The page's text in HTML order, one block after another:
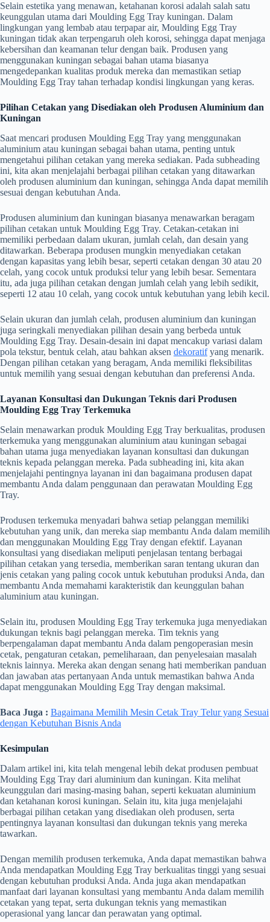
Selain estetika yang menawan, ketahanan korosi adalah salah satu
keunggulan utama dari Moulding Egg Tray kuningan. Dalam
lingkungan yang lembab atau terpapar air, Moulding Egg Tray
kuningan tidak akan terpengaruh oleh korosi, sehingga dapat menjaga
kebersihan dan keamanan telur dengan baik. Produsen yang
menggunakan kuningan sebagai bahan utama biasanya
mengedepankan kualitas produk mereka dan memastikan setiap
Moulding Egg Tray tahan terhadap kondisi lingkungan yang keras.
Pilihan Cetakan yang Disediakan oleh Produsen Aluminium dan
Kuningan
Saat mencari produsen Moulding Egg Tray yang menggunakan
aluminium atau kuningan sebagai bahan utama, penting untuk
mengetahui pilihan cetakan yang mereka sediakan. Pada subheading
ini, kita akan menjelajahi berbagai pilihan cetakan yang ditawarkan
oleh produsen aluminium dan kuningan, sehingga Anda dapat memilih
sesuai dengan kebutuhan Anda.
Produsen aluminium dan kuningan biasanya menawarkan beragam
pilihan cetakan untuk Moulding Egg Tray. Cetakan-cetakan ini
memiliki perbedaan dalam ukuran, jumlah celah, dan desain yang
ditawarkan. Beberapa produsen mungkin menyediakan cetakan
dengan kapasitas yang lebih besar, seperti cetakan dengan 30 atau 20
celah, yang cocok untuk produksi telur yang lebih besar. Sementara
itu, ada juga pilihan cetakan dengan jumlah celah yang lebih sedikit,
seperti 12 atau 10 celah, yang cocok untuk kebutuhan yang lebih kecil.
Selain ukuran dan jumlah celah, produsen aluminium dan kuningan
juga seringkali menyediakan pilihan desain yang berbeda untuk
Moulding Egg Tray. Desain-desain ini dapat mencakup variasi dalam
pola tekstur, bentuk celah, atau bahkan aksen dekoratifyang menarik.
Dengan pilihan cetakan yang beragam, Anda memiliki fleksibilitas
untuk memilih yang sesuai dengan kebutuhan dan preferensi Anda.
Layanan Konsultasi dan Dukungan Teknis dari Produsen
Moulding Egg Tray Terkemuka
Selain menawarkan produk Moulding Egg Tray berkualitas, produsen
terkemuka yang menggunakan aluminium atau kuningan sebagai
bahan utama juga menyediakan layanan konsultasi dan dukungan
teknis kepada pelanggan mereka. Pada subheading ini, kita akan
menjelajahi pentingnya layanan ini dan bagaimana produsen dapat
membantu Anda dalam penggunaan dan perawatan Moulding Egg
Tray.
Produsen terkemuka menyadari bahwa setiap pelanggan memiliki
kebutuhan yang unik, dan mereka siap membantu Anda dalam memilih
dan menggunakan Moulding Egg Tray dengan efektif. Layanan
konsultasi yang disediakan meliputi penjelasan tentang berbagai
pilihan cetakan yang tersedia, memberikan saran tentang ukuran dan
jenis cetakan yang paling cocok untuk kebutuhan produksi Anda, dan
membantu Anda memahami karakteristik dan keunggulan bahan
aluminium atau kuningan.
Selain itu, produsen Moulding Egg Tray terkemuka juga menyediakan
dukungan teknis bagi pelanggan mereka. Tim teknis yang
berpengalaman dapat membantu Anda dalam pengoperasian mesin
cetak, pengaturan cetakan, pemeliharaan, dan penyelesaian masalah
teknis lainnya. Mereka akan dengan senang hati memberikan panduan
dan jawaban atas pertanyaan Anda untuk memastikan bahwa Anda
dapat menggunakan Moulding Egg Tray dengan maksimal.
Baca Juga : Bagaimana Memilih Mesin Cetak Tray Telur yang Sesuai
dengan Kebutuhan Bisnis Anda
Kesimpulan
Dalam artikel ini, kita telah mengenal lebih dekat produsen pembuat
Moulding Egg Tray dari aluminium dan kuningan. Kita melihat
keunggulan dari masing-masing bahan, seperti kekuatan aluminium
dan ketahanan korosi kuningan. Selain itu, kita juga menjelajahi
berbagai pilihan cetakan yang disediakan oleh produsen, serta
pentingnya layanan konsultasi dan dukungan teknis yang mereka
tawarkan.
Dengan memilih produsen terkemuka, Anda dapat memastikan bahwa
Anda mendapatkan Moulding Egg Tray berkualitas tinggi yang sesuai
dengan kebutuhan produksi Anda. Anda juga akan mendapatkan
manfaat dari layanan konsultasi yang membantu Anda dalam memilih
cetakan yang tepat, serta dukungan teknis yang memastikan
operasional yang lancar dan perawatan yang optimal.